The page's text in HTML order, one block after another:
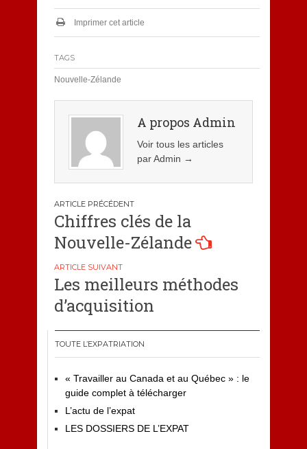
Imprimer cet article
TAGS
Nouvelle-Zélande
A propos Admin
Voir tous les articles
par Admin →
Navigation
de
l’article
Chiffres clés de la
Nouvelle-Zélande
Les meilleurs méthodes
d’acquisition
TOUTE L’EXPATRIATION
« Travailler au Canada et au Québec » : le
guide complet à télécharger
L’actu de l’expat
LES DOSSIERS DE L’EXPAT